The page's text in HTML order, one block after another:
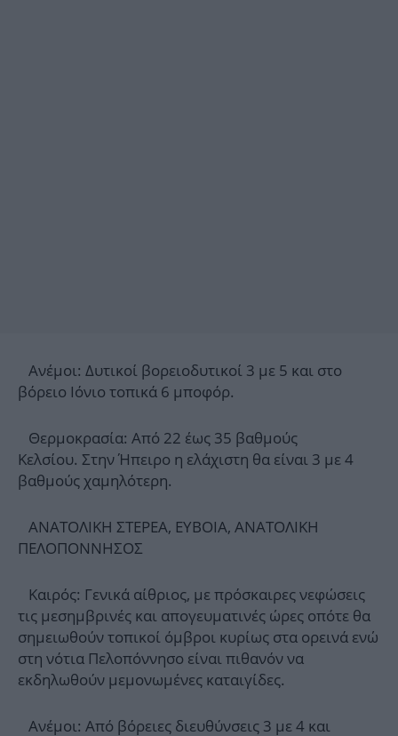
Ανέμοι: Δυτικοί βορειοδυτικοί 3 με 5 και στο
βόρειο Ιόνιο τοπικά 6 μποφόρ.
Θερμοκρασία: Από 22 έως 35 βαθμούς
Κελσίου. Στην Ήπειρο η ελάχιστη θα είναι 3 με 4
βαθμούς χαμηλότερη.
ΑΝΑΤΟΛΙΚΗ ΣΤΕΡΕΑ, ΕΥΒΟΙΑ, ΑΝΑΤΟΛΙΚΗ
ΠΕΛΟΠΟΝΝΗΣΟΣ
Καιρός: Γενικά αίθριος, με πρόσκαιρες νεφώσεις
τις μεσημβρινές και απογευματινές ώρες οπότε θα
σημειωθούν τοπικοί όμβροι κυρίως στα ορεινά ενώ
στη νότια Πελοπόννησο είναι πιθανόν να
εκδηλωθούν μεμονωμένες καταιγίδες.
Ανέμοι: Από βόρειες διευθύνσεις 3 με 4 και